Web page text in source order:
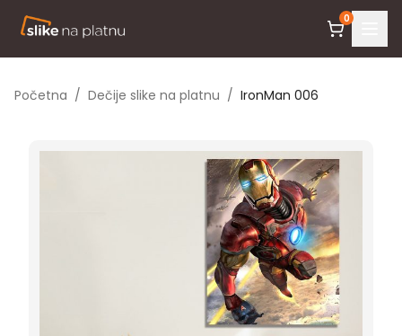
0
Početna / Dečije slike na platnu / IronMan 006